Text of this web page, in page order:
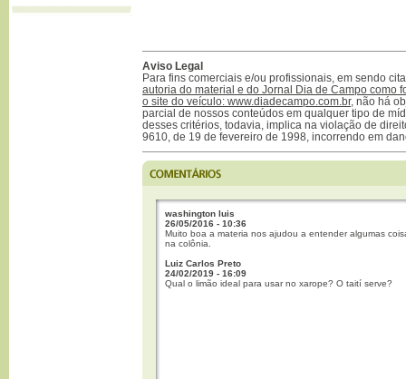
Aviso Legal
Para fins comerciais e/ou profissionais, em sendo
autoria do material e do Jornal Dia de Campo como
o site do veículo: www.diadecampo.com.br, não há
parcial de nossos conteúdos em qualquer tipo de
desses critérios, todavia, implica na violação de
9610, de 19 de fevereiro de 1998, incorrendo em
washington luis
26/05/2016 - 10:36
Muito boa a materia nos ajudou a entender algumas
na colônia.
Luiz Carlos Preto
24/02/2019 - 16:09
Qual o limão ideal para usar no xarope? O taití serve?